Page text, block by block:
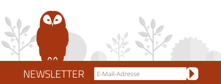
NEWSLETTER